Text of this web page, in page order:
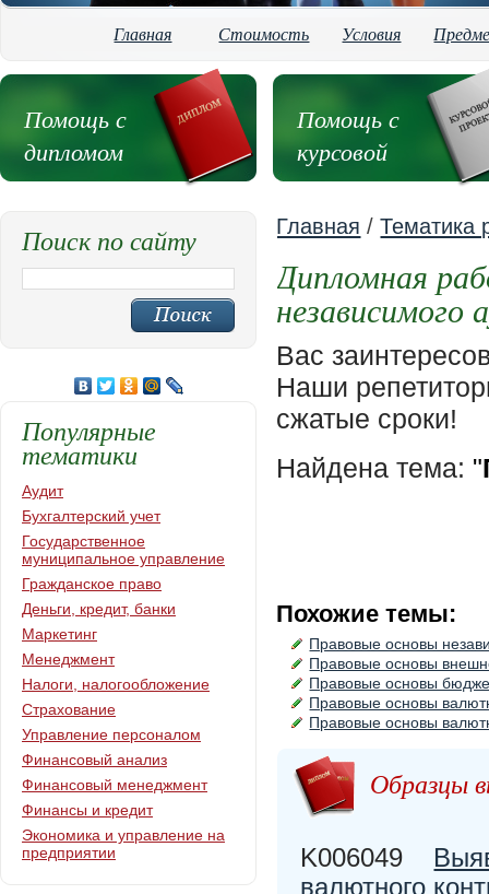
Главная Стоимость Условия
Помощь с
дипломом
Помощь с
курсовой
Главная /Тематика
Дипломная
независимого
Вас
Наши
сжатые сроки!
Найдена тема: "
Похожие темы:
Правовые основы
Правовые основы
Правовые основы
Правовые основы
Правовые основы
Образцы
K006049
валютного
Поиск по сайту
Популярные
тематики
Аудит
Бухгалтерский учет
Государственное
муниципальное управление
Гражданское право
Деньги, кредит, банки
Маркетинг
Менеджмент
Налоги, налогообложение
Страхование
Управление персоналом
Финансовый анализ
Финансовый менеджмент
Финансы и кредит
Экономика и управление на
предприятии